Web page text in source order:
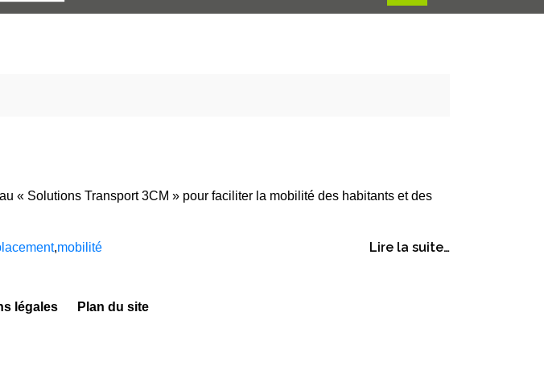
« Solutions Transport 3CM » pour faciliter la mobilité des habitants et des
Lire la suite…
,mobilité
légales Plan du site